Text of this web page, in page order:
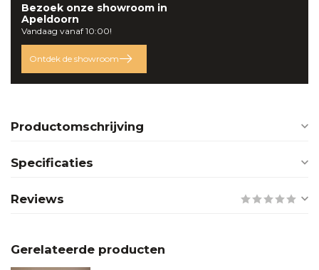
Bezoek onze showroom in
Apeldoorn
Vandaag vanaf 10:00!
Ontdek de showroom
Productomschrijving
Specificaties
Reviews
Gerelateerde producten